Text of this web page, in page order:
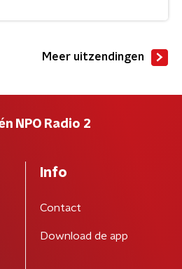
Meer uitzendingen
NPO Radio 2
Info
Contact
Download de app